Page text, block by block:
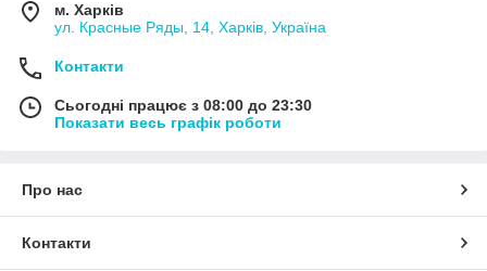
м. Харків
ул. Красные Ряды, 14, Харків, Україна
Контакти
Сьогодні працює з 08:00 до 23:30
Показати весь графік роботи
Про нас
Контакти